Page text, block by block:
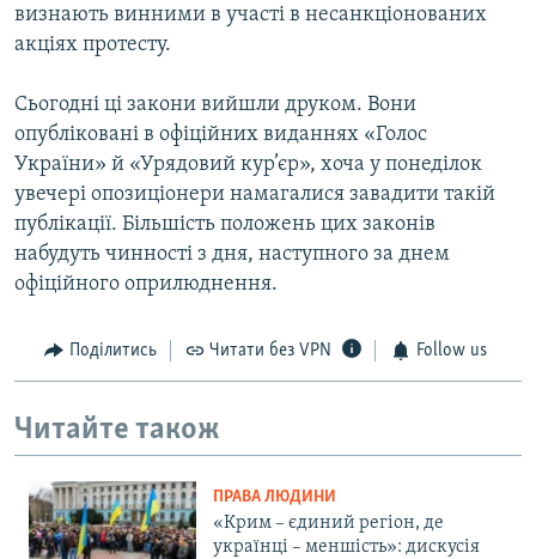
визнають винними в участі в несанкціонованих
акціях протесту.
Сьогодні ці закони вийшли друком. Вони
опубліковані в офіційних виданнях «Голос
України» й «Урядовий кур’єр», хоча у понеділок
увечері опозиціонери намагалися завадити такій
публікації. Більшість положень цих законів
набудуть чинності з дня, наступного за днем
офіційного оприлюднення.
Поділитись Читати без VPN Follow us
Читайте також
ПРАВА ЛЮДИНИ
«Крим – єдиний регіон, де
українці – меншість»: дискусія